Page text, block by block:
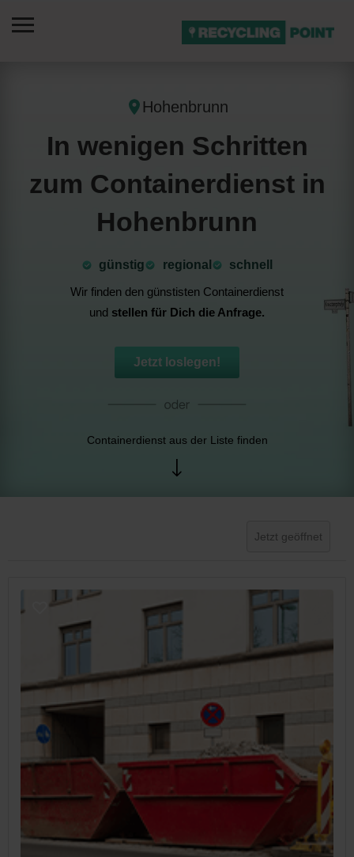
Hohenbrunn
In wenigen Schritten
zum Containerdienst in
Hohenbrunn
günstig ⁠regional
schnell
Wir finden den günstisten Containerdienst
und stellen für Dich die Anfrage.
Jetzt loslegen!
Containerdienst aus der Liste finden
Jetzt geöffnet